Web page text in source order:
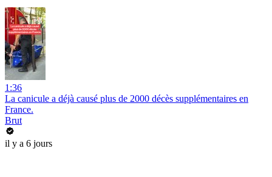
1:36
La canicule a déjà causé plus de 2000 décès supplémentaires en
France.
Brut
il y a 6 jours